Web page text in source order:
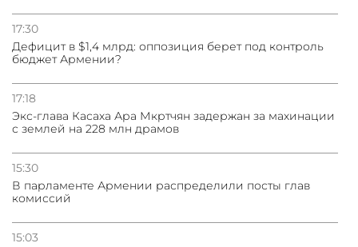
17:30
Дефицит в $1,4 млрд: оппозиция берет под контроль
бюджет Армении?
17:18
Экс-глава Касаха Ара Мкртчян задержан за махинации
с землей на 228 млн драмов
15:30
В парламенте Армении распределили посты глав
комиссий
15:03